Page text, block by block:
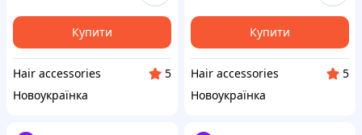
Купити
Hair accessories
5
Новоукраїнка
Купити
Hair accessories
5
Новоукраїнка